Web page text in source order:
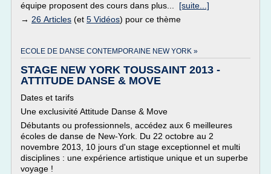
équipe proposent des cours dans plus... [suite...]
→ 26 Articles (et 5 Vidéos) pour ce thème
ECOLE DE DANSE CONTEMPORAINE NEW YORK »
STAGE NEW YORK TOUSSAINT 2013 -
ATTITUDE DANSE & MOVE
Dates et tarifs
Une exclusivité Attitude Danse & Move
Débutants ou professionnels, accédez aux 6 meilleures
écoles de danse de New-York. Du 22 octobre au 2
novembre 2013, 10 jours d'un stage exceptionnel et multi
disciplines : une expérience artistique unique et un superbe
voyage !